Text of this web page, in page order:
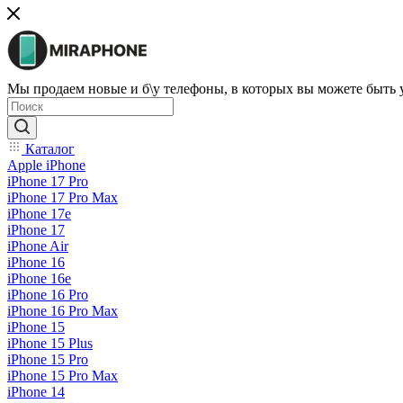
Мы продаем новые и б\у телефоны, в которых вы можете быть
Каталог
Apple iPhone
iPhone 17 Pro
iPhone 17 Pro Max
iPhone 17e
iPhone 17
iPhone Air
iPhone 16
iPhone 16e
iPhone 16 Pro
iPhone 16 Pro Max
iPhone 15
iPhone 15 Plus
iPhone 15 Pro
iPhone 15 Pro Max
iPhone 14